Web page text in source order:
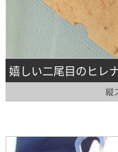
嬉しい二尾目のヒレ
縦